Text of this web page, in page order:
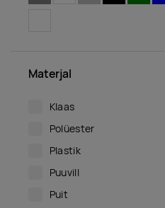
Materjal
Klaas
Polüester
Plastik
Puuvill
Puit